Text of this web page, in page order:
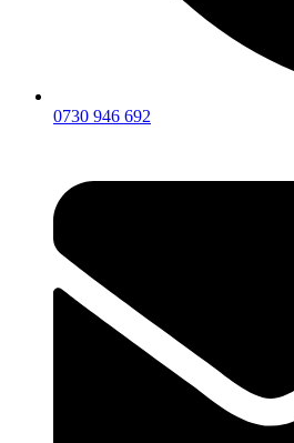
0730 946 692